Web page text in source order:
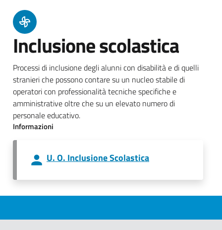
Inclusione scolastica
Processi di inclusione degli alunni con disabilità e di quelli
stranieri che possono contare su un nucleo stabile di
operatori con professionalità tecniche specifiche e
amministrative oltre che su un elevato numero di
personale educativo.
Informazioni
U. O. Inclusione Scolastica